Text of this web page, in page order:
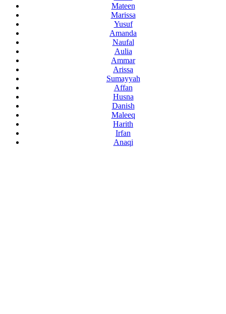
Mateen
Marissa
Yusuf
Amanda
Naufal
Aulia
Ammar
Arissa
Sumayyah
Affan
Husna
Danish
Maleeq
Harith
Irfan
Anaqi